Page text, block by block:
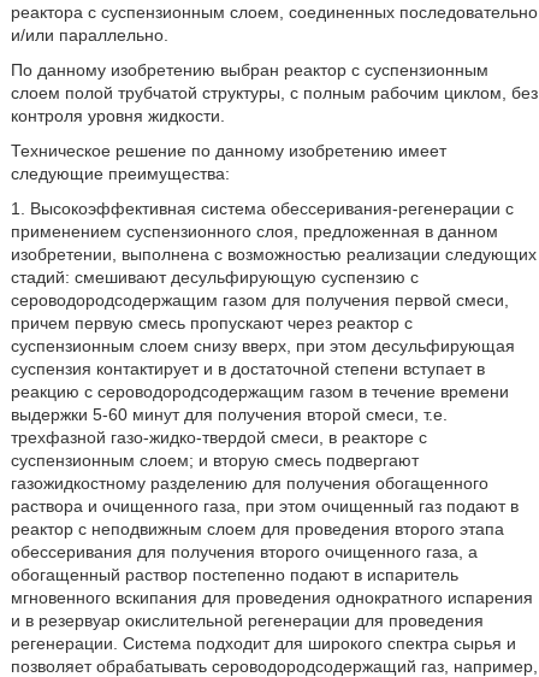
реактора с суспензионным слоем, соединенных последовательно
и/или параллельно.
По данному изобретению выбран реактор с суспензионным
слоем полой трубчатой структуры, с полным рабочим циклом, без
контроля уровня жидкости.
Техническое решение по данному изобретению имеет
следующие преимущества:
1. Высокоэффективная система обессеривания-регенерации с
применением суспензионного слоя, предложенная в данном
изобретении, выполнена с возможностью реализации следующих
стадий: смешивают десульфирующую суспензию с
сероводородсодержащим газом для получения первой смеси,
причем первую смесь пропускают через реактор с
суспензионным слоем снизу вверх, при этом десульфирующая
суспензия контактирует и в достаточной степени вступает в
реакцию с сероводородсодержащим газом в течение времени
выдержки 5-60 минут для получения второй смеси, т.е.
трехфазной газо-жидко-твердой смеси, в реакторе с
суспензионным слоем; и вторую смесь подвергают
газожидкостному разделению для получения обогащенного
раствора и очищенного газа, при этом очищенный газ подают в
реактор с неподвижным слоем для проведения второго этапа
обессеривания для получения второго очищенного газа, а
обогащенный раствор постепенно подают в испаритель
мгновенного вскипания для проведения однократного испарения
и в резервуар окислительной регенерации для проведения
регенерации. Система подходит для широкого спектра сырья и
позволяет обрабатывать сероводородсодержащий газ, например,